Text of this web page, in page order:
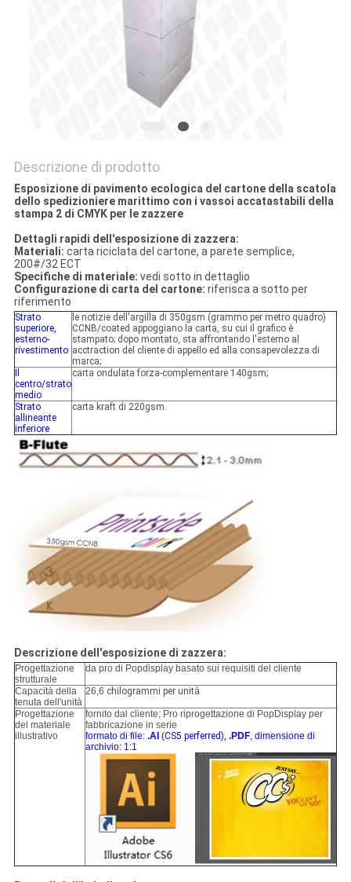
Descrizione di prodotto
Esposizione di pavimento ecologica del cartone della scatola
dello spedizioniere marittimo con i vassoi accatastabili della
stampa 2 di CMYK per le zazzere
Dettagli rapidi dell'esposizione di zazzera:
Materiali: carta riciclata del cartone, a parete semplice,
200#/32 ECT
Specifiche di materiale: vedi sotto in dettaglio
Configurazione di carta del cartone: riferisca a sotto per
riferimento
Strato
superiore,
esterno-
rivestimento
le notizie dell'argilla di 350gsm (grammo per metro quadro)
CCNB/coated appoggiano la carta, su cui il grafico è
stampato; dopo montato, sta affrontando l'esterno al
acctraction del cliente di appello ed alla consapevolezza di
marca;
centro/strato
medio
carta ondulata forza-complementare 140gsm;
Strato
allineante
inferiore
carta kraft di 220gsm.
Descrizione dell'esposizione di zazzera:
Progettazione
strutturale
da pro di Popdisplay basato sui requisiti del cliente
Capacità della
tenuta dell'unità
26,6 chilogrammi per unità
Progettazione
del materiale
illustrativo
fornito dal cliente; Pro riprogettazione di PopDisplay per
fabbricazione in serie
formato di file: .AI (CS5 perferred), .PDF, dimensione di
archivio: 1:1